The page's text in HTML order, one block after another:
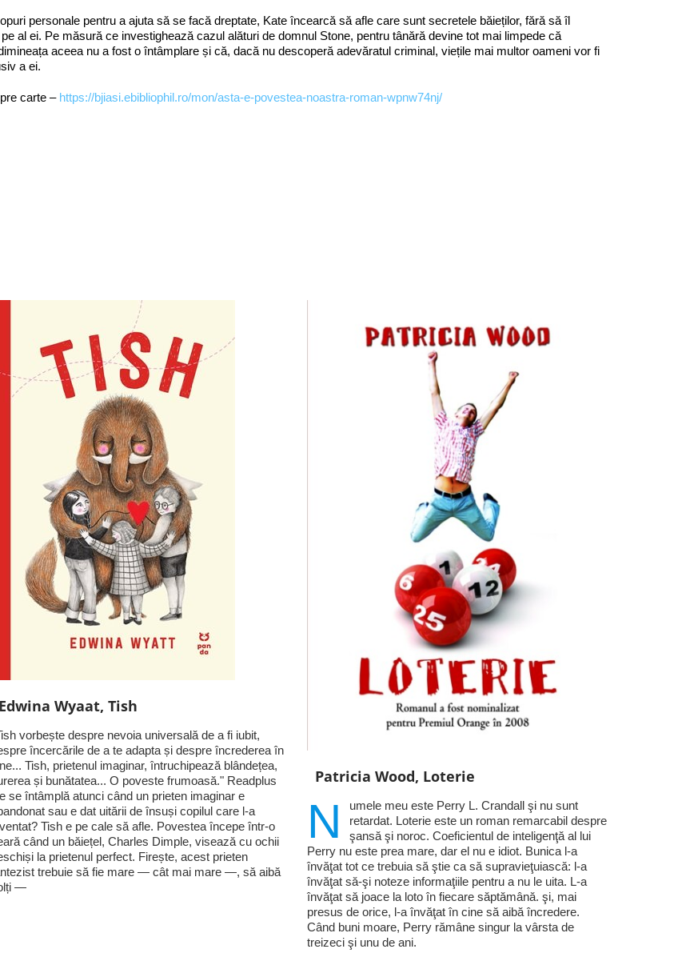
personale pentru a ajuta să se facă dreptate, Kate încearcă să afle care sunt secretele băieților, fără să îl
al ei. Pe măsură ce investighează cazul alături de domnul Stone, pentru tânără devine tot mai limpede că
aceea nu a fost o întâmplare și că, dacă nu descoperă adevăratul criminal, viețile mai multor oameni vor fi
a ei.
carte – https://bjiasi.ebibliophil.ro/mon/asta-e-povestea-noastra-roman-wpnw74nj/
Edwina Wyaat, Tish
vorbește despre nevoia universală de a fi iubit,
încercările de a te adapta și despre încrederea în
Tish, prietenul imaginar, întruchipează blândețea,
și bunătatea... O poveste frumoasă." Readplus
se întâmplă atunci când un prieten imaginar e
sau e dat uitării de însuși copilul care l-a
Tish e pe cale să afle. Povestea începe într-o
când un băiețel, Charles Dimple, visează cu ochii
la prietenul perfect. Firește, acest prieten
trebuie să fie mare — cât mai mare —, să aibă
—
Patricia Wood, Loterie
N
umele meu este Perry L. Crandall şi nu sunt
retardat. Loterie este un roman remarcabil despre
şansă şi noroc. Coeficientul de inteligenţă al lui
Perry nu este prea mare, dar el nu e idiot. Bunica l-a
învăţat tot ce trebuia să ştie ca să supravieţuiască: l-a
învăţat să-şi noteze informaţiile pentru a nu le uita. L-a
învăţat să joace la loto în fiecare săptămână. şi, mai
presus de orice, l-a învăţat în cine să aibă încredere.
Când buni moare, Perry rămâne singur la vârsta de
treizeci şi unu de ani.